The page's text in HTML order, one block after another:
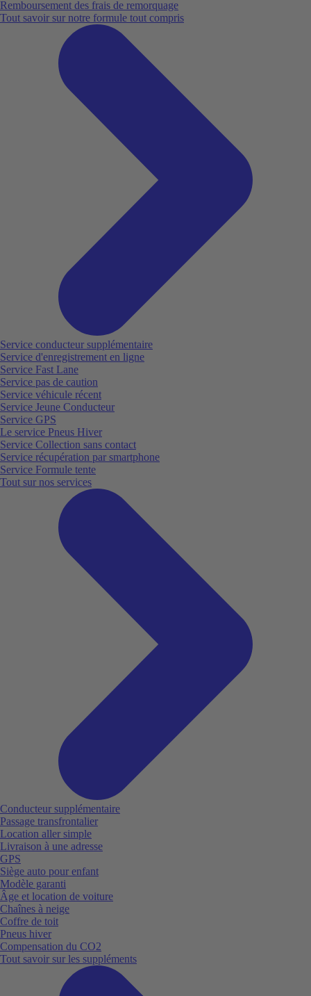
Remboursement des frais de remorquage
Tout savoir sur notre formule tout compris
Service conducteur supplémentaire
Service d'enregistrement en ligne
Service Fast Lane
Service pas de caution
Service véhicule récent
Service Jeune Conducteur
Service GPS
Le service Pneus Hiver
Service Collection sans contact
Service récupération par smartphone
Service Formule tente
Tout sur nos services
Conducteur supplémentaire
Passage transfrontalier
Location aller simple
Livraison à une adresse
GPS
Siège auto pour enfant
Modèle garanti
Âge et location de voiture
Chaînes à neige
Coffre de toit
Pneus hiver
Compensation du CO2
Tout savoir sur les suppléments